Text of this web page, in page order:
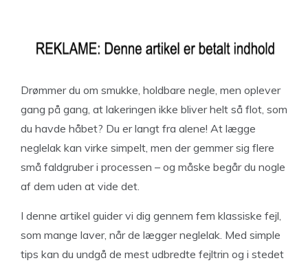
Drømmer du om smukke, holdbare negle, men oplever
gang på gang, at lakeringen ikke bliver helt så flot, som
du havde håbet? Du er langt fra alene! At lægge
neglelak kan virke simpelt, men der gemmer sig flere
små faldgruber i processen – og måske begår du nogle
af dem uden at vide det.
I denne artikel guider vi dig gennem fem klassiske fejl,
som mange laver, når de lægger neglelak. Med simple
tips kan du undgå de mest udbredte fejltrin og i stedet